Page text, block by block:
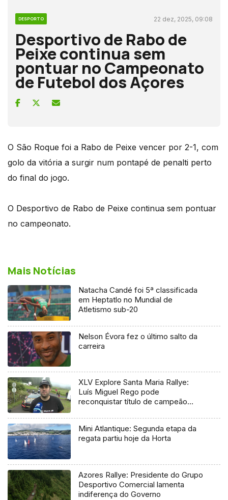
DESPORTO 22 dez, 2025, 09:08
Desportivo de Rabo de
Peixe continua sem
pontuar no Campeonato
de Futebol dos Açores
O São Roque foi a Rabo de Peixe vencer por 2-1, com
golo da vitória a surgir num pontapé de penalti perto
do final do jogo.
O Desportivo de Rabo de Peixe continua sem pontuar
no campeonato.
Mais Notícias
Natacha Candé foi 5ª classificada
em Heptatlo no Mundial de
Atletismo sub-20
Nelson Évora fez o último salto da
carreira
XLV Explore Santa Maria Rallye:
Luís Miguel Rego pode
reconquistar título de campeão
Mini Atlantique: Segunda etapa da
regata partiu hoje da Horta
Azores Rallye: Presidente do Grupo
Desportivo Comercial lamenta
indiferença do Governo